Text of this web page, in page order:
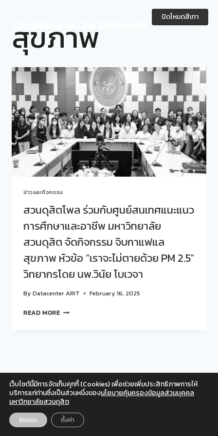
contentสุขภาพ
ข่าวและกิจกรรม
สวนดุสิตโพล ร่วมกับศูนย์สนเทศแนะแนว
การศึกษาและอาชีพ มหาวิทยาลัย
สวนดุสิต จัดกิจกรรม จิบกาแฟแล
สุขภาพ หัวข้อ “เราจะไม่ตายด้วย PM 2.5”
วิทยากรโดย นพ.วินัย โบเวจา
ByDatacenter ARIT February 16, 2025
READ MOREสวน
สนเทศ
แนะแนว
การ
ศึกษา
และ
อาชีพ
Facebook Twitter Instagram
YouTube
สำหรับเจ้าหน้าที่
© 2026 สวนดุสิตโพล มหาวิทยาลัยสวนดุสิต
เว็บไซต์นี้มีการจัดเก็บคุกกี้ (Cookies) เพื่อช่วยเพิ่มประสิทธิภาพการให้
บริการแก่ท่านซึ่งเป็นส่วนหนึ่งของนโยบายคุ้มครองข้อมูลส่วนบุคคล
มหาวิทยาลัยสวนดุสิต
ยินยอม ตั้งค่า
ปิดโหมดสีเทา